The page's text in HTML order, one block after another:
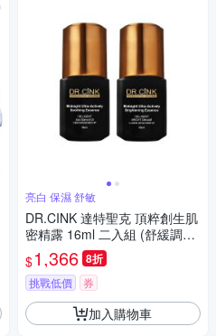
亮白 保濕 舒敏
DR.CINK 達特聖克 頂粹創生肌
密精露 16ml 二入組 (舒緩調理
淨白亮采 兩款供選)
$1,366 8折
挑戰低價 券
加入購物車